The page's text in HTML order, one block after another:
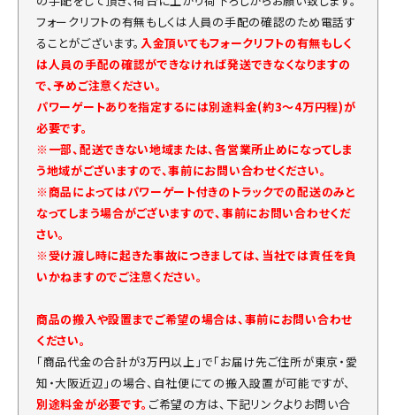
フォークリフトの有無もしくは人員の手配の確認のため電話す
ることがございます。 入金頂いてもフォークリフトの有無もしく
は人員の手配の確認ができなければ発送できなくなりますの
で、予めご注意ください。
パワーゲートありを指定するには別途料金(約3～4万円程)が
必要です。
※一部、配送できない地域または、各営業所止めになってしま
う地域がございますので、事前にお問い合わせください。
※商品によってはパワーゲート付きのトラックでの配送のみと
なってしまう場合がございますので、事前にお問い合わせくだ
さい。
※受け渡し時に起きた事故につきましては、当社では責任を負
いかねますのでご注意ください。
商品の搬入や設置までご希望の場合は、事前にお問い合わせ
ください。
「商品代金の合計が3万円以上」で「お届け先ご住所が東京・愛
知・大阪近辺」の場合、自社便にての搬入設置が可能ですが、
別途料金が必要です。 ご希望の方は、下記リンクよりお問い合